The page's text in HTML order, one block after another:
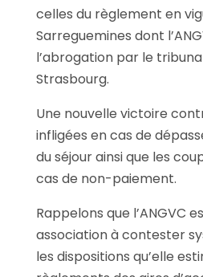
celles du règlement en
Sarreguemines dont
l’abrogation par le
Strasbourg.
Une nouvelle victoire
infligées en cas de
du séjour ainsi que les
cas de non-paiement.
Rappelons que l’ANGVC
association à contester
les dispositions qu’elle